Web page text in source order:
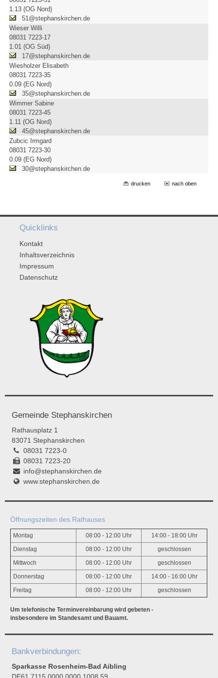
1.13 (OG Nord)
51@stephanskirchen.de
Wieser Willi
08031 7223-17
1.01 (OG Süd)
17@stephanskirchen.de
Wiesholzer Elisabeth
08031 7223-35
0.09 (EG Nord)
35@stephanskirchen.de
Wimmer Sabine
08031 7223-45
1.11 (OG Nord)
45@stephanskirchen.de
Zubcic Irmgard
08031 7223-30
0.09 (EG Nord)
30@stephanskirchen.de
drucken nach oben
Quicklinks
Kontakt
Inhaltsverzeichnis
Impressum
Datenschutz
Gemeinde Stephanskirchen
Rathausplatz 1
83071 Stephanskirchen
08031 7223-0
08031 7223-20
info@stephanskirchen.de
www.stephanskirchen.de
Öffnungszeiten des Rathauses
Montag 08:00 - 12:00 Uhr 14:00 - 18:00 Uhr
Dienstag 08:00 - 12:00 Uhr geschlossen
Mittwoch 08:00 - 12:00 Uhr geschlossen
Donnerstag 08:00 - 12:00 Uhr 14:00 - 16:00 Uhr
Freitag 08:00 - 12:00 Uhr geschlossen
Um telefonische Terminvereinbarung wird gebeten -
insbesondere im Standesamt und Bauamt.
Bankverbindungen:
Sparkasse Rosenheim-Bad Aibling